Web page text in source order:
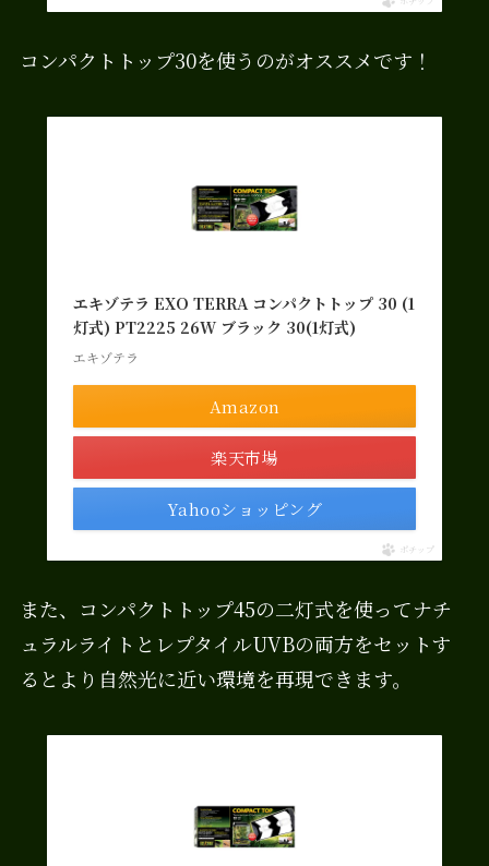
コンパクトトップ30を使うのがオススメです！
エキゾテラ EXO TERRA コンパクトトップ 30 (1
灯式) PT2225 26W ブラック 30(1灯式)
エキゾテラ
Amazon
楽天市場
Yahooショッピング
ポチップ
また、コンパクトトップ45の二灯式を使ってナチ
ュラルライトとレプタイルUVBの両方をセットす
るとより自然光に近い環境を再現できます。